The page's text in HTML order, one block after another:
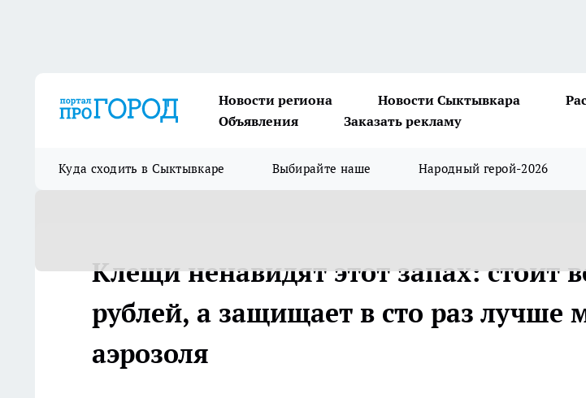
Новости региона Новости Сыктывкара
Объявления
Заказать рекламу
Куда сходить в Сыктывкаре Выбирайте наше Народный герой-2026
Клещи ненавидят этот запах: стоит
рублей, а защищает в сто раз лучше
аэрозоля